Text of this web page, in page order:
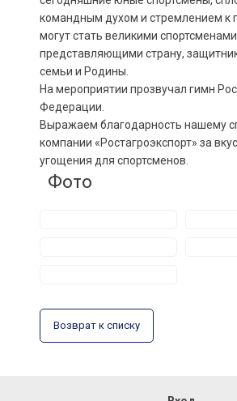
командным духом и стремлением к
могут стать великими
представляющими страну,
семьи и Родины.
На мероприятии прозвучал гимн
Федерации.
Выражаем благодарность нашему
компании «Ростагроэкспорт» за
угощения для спортсменов.
Фото
Возврат к списку